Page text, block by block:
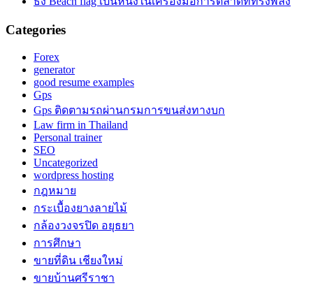
Categories
Forex
generator
good resume examples
Gps
Gps ติดตามรถผ่านกรมการขนส่งทางบก
Law firm in Thailand
Personal trainer
SEO
Uncategorized
wordpress hosting
กฎหมาย
กระเบื้องยางลายไม้
กล้องวงจรปิด อยุธยา
การศึกษา
ขายที่ดิน เชียงใหม่
ขายบ้านศรีราชา